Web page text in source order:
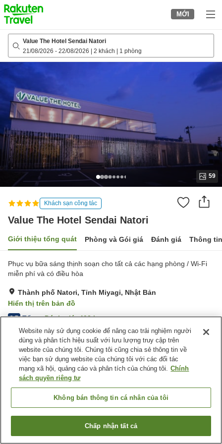
to
top
page
MỚI
Value The Hotel Sendai Natori
21/08/2026 - 22/08/2026 2 khách 1 phòng
59
Khách sạn công tác
Value The Hotel Sendai Natori
Giới thiệu tổng quát Phòng và Gói giá Đánh giá Thông
Phục vụ bữa sáng thịnh soạn cho tất cả các hạng phòng / Wi-Fi
miễn phí và có điều hòa
Thành phố Natori, Tỉnh Miyagi, Nhật Bản
Hiển thị trên bản đồ
3.7 Tốt Đánh giá:402lượt
Tiện nghi chỗ nghỉ
Bãi đỗ xe
Nhà hàng
Lounge
Máy bán hàng tự động
Nhật Bản Tỉnh Miyagi
Thành phố Natori
Value The Hotel Sendai Natori
Tìm phòng trống
Website này sử dụng cookie để nâng cao trải nghiệm người
dùng và phân tích hiệu suất với lưu lượng truy cập trên
website của chúng tôi. Chúng tôi cũng chia sẻ thông tin về
việc bạn sử dụng website của chúng tôi với các đối tác
mạng xã hội, quảng cáo và phân tích của chúng tôi. Chính
sách quyền riêng tư
Không bán thông tin cá nhân của tôi
Chấp nhận tất cả